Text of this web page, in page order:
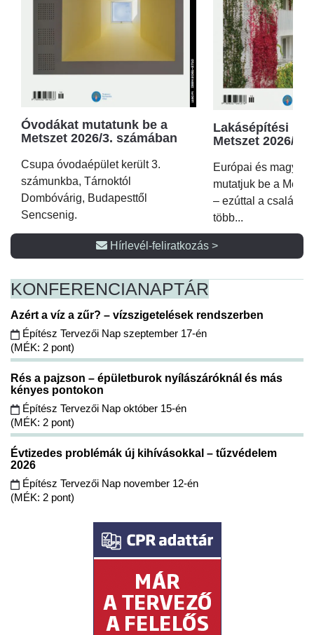
Óvodákat mutatunk be a
Metszet 2026/3. számában
Csupa óvodaépület került 3.
számunkba, Tárnoktól
Dombóvárig, Budapesttől
Sencsenig.
Lakásépítési
Metszet 2026/2.
Európai és magyar
mutatjuk be a
– ezúttal a családi
több...
Hírlevél-feliratkozás >
KONFERENCIANAPTÁR
Azért a víz a zűr? – vízszigetelések rendszerben
Építész Tervezői Nap szeptember 17-én
(MÉK: 2 pont)
Rés a pajzson – épületburok nyílászáróknál és más
kényes pontokon
Építész Tervezői Nap október 15-én
(MÉK: 2 pont)
Évtizedes problémák új kihívásokkal – tűzvédelem
2026
Építész Tervezői Nap november 12-én
(MÉK: 2 pont)